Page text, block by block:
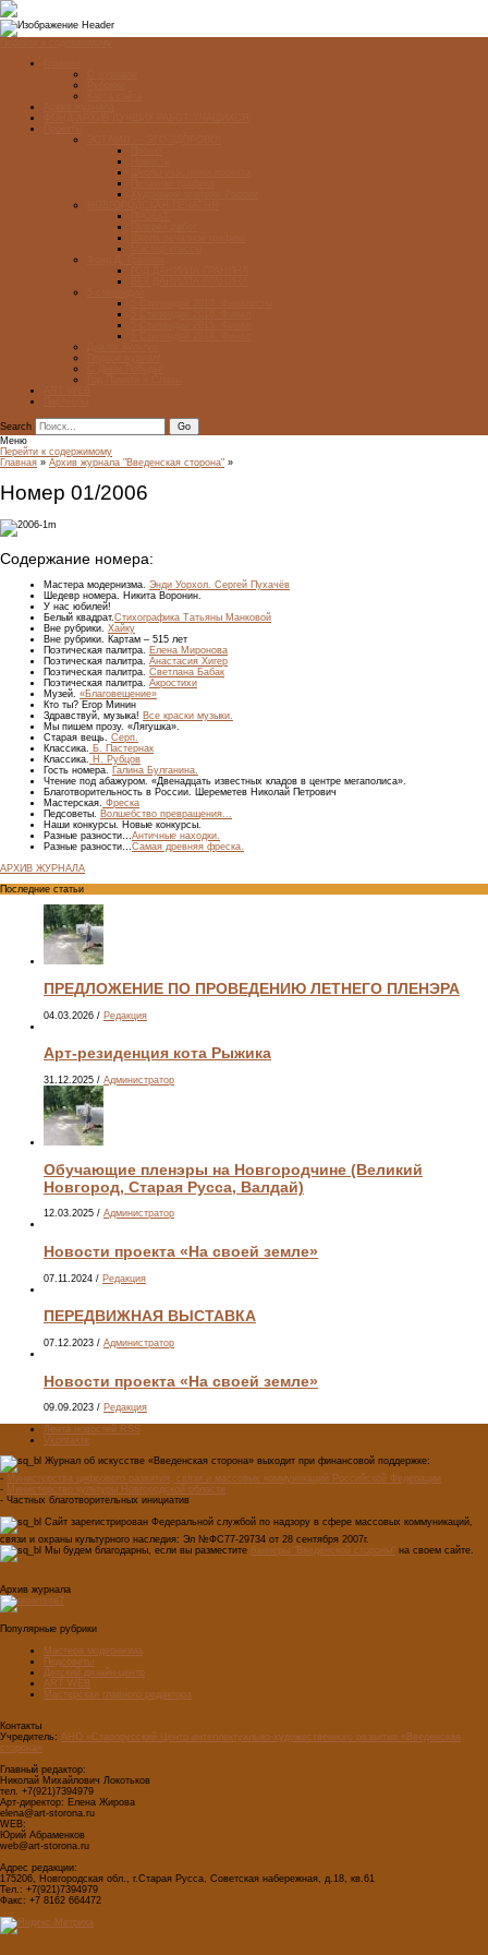
Search
Меню
Перейти к содержимому
Главная » Архив журнала "Введенская сторона" »
Номер 01/2006
Содержание номера:
Мастера модернизма. Энди Уорхол. Сергей Пухачёв
Шедевр номера. Никита Воронин.
У нас юбилей!
Белый квадрат.Стихографика Татьяны Манковой
Вне рубрики. Хайку
Вне рубрики. Картам – 515 лет
Поэтическая палитра. Елена Миронова
Поэтическая палитра. Анастасия Хигер
Поэтическая палитра. Светлана Бабак
Поэтическая палитра. Акростихи
Музей. «Благовещение»
Кто ты? Егор Минин
Здравствуй, музыка! Все краски музыки.
Мы пишем прозу. «Лягушка».
Старая вещь. Серп.
Классика. Б. Пастернак
Классика. Н. Рубцов
Гость номера. Галина Булганина.
Чтение под абажуром. «Двенадцать известных кладов в центре мегаполиса».
Благотворительность в России. Шереметев Николай Петрович
Мастерская. Фреска
Педсоветы. Волшебство превращения...
Наши конкурсы. Новые конкурсы.
Разные разности…Античные находки.
Разные разности…Самая древняя фреска.
АРХИВ ЖУРНАЛА
Последние статьи
ПРЕДЛОЖЕНИЕ ПО ПРОВЕДЕНИЮ ЛЕТНЕГО ПЛЕНЭРА
04.03.2026 / Редакция
Арт-резиденция кота Рыжика
31.12.2025 / Администратор
Обучающие пленэры на Новгородчине (Великий
Новгород, Старая Русса, Валдай)
12.03.2025 / Администратор
Новости проекта «На своей земле»
07.11.2024 / Редакция
ПЕРЕДВИЖНАЯ ВЫСТАВКА
07.12.2023 / Администратор
Новости проекта «На своей земле»
09.09.2023 / Редакция
Лента новостей RSS
Vkontakte
Журнал об искусстве «Введенская сторона» выходит при финансовой поддержке:
- Министерства цифрового развития, связи и массовых коммуникаций Российской Федерации
- Министерство культуры Новгородской области
- Частных благотворительных инициатив
Сайт зарегистрирован Федеральной службой по надзору в сфере массовых коммуникаций,
связи и охраны культурного наследия: Эл №ФС77-29734 от 28 сентября 2007г.
Мы будем благодарны, если вы разместите баннеры "Введенской стороны" на своем сайте.
Архив журнала
Популярные рубрики
Мастера модернизма
Педсоветы
Детский дизайн-центр
ART WEB
Мастерская главного редактора
Контакты
Учредитель: АНО «Старорусский Центр интеллектуально-художественного развития «Введенская
сторона»
Главный редактор:
Николай Михайлович Локотьков
тел. +7(921)7394979
Арт-директор: Елена Жирова
elena@art-storona.ru
WEB:
Юрий Абраменков
web@art-storona.ru
Адрес редакции:
175206, Новгородская обл., г.Старая Русса, Советская набережная, д.18, кв.61
Тел.: +7(921)7394979
Факс: +7 8162 664472